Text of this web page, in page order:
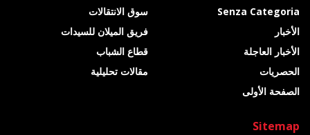
Senza Categoria
الأخبار
الأخبار العاجلة
الحصريات
الصفحة الأولى
سوق الانتقالات
فريق الميلان للسيدات
قطاع الشباب
مقالات تحليلية
Sitemap